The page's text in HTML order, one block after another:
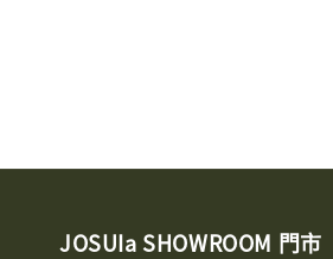
JOSUIa SHOWROOM 門市